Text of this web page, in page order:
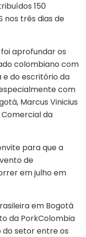
150
nos três dias de
aprofundar os
colombiano com
e do escritório da
com
Marcus Vinicius
da
para que a
de
em julho em
em Bogotá
da PorkColombia
do setor entre os